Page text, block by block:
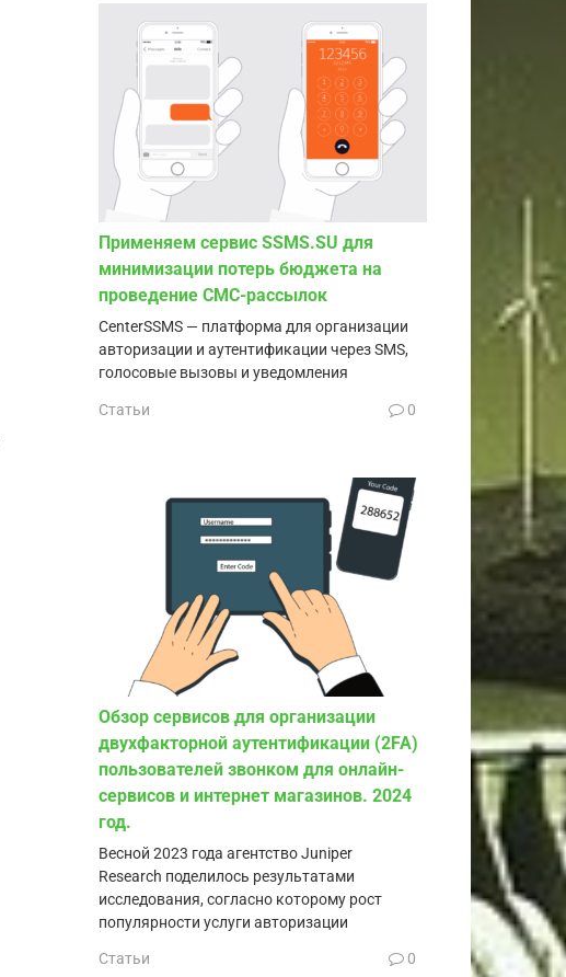
Применяем сервис SSMS.SU для
минимизации потерь бюджета на
проведение СМС-рассылок
CenterSSMS — платформа для организации
авторизации и аутентификации через SMS,
голосовые вызовы и уведомления
Статьи 0
Обзор сервисов для организации
двухфакторной аутентификации (2FA)
пользователей звонком для онлайн-
сервисов и интернет магазинов. 2024
год.
Весной 2023 года агентство Juniper
Research поделилось результатами
исследования, согласно которому рост
популярности услуги авторизации
Статьи 0